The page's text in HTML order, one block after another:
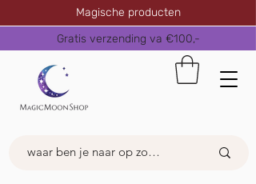
Magische producten
Gratis verzending va €100,-